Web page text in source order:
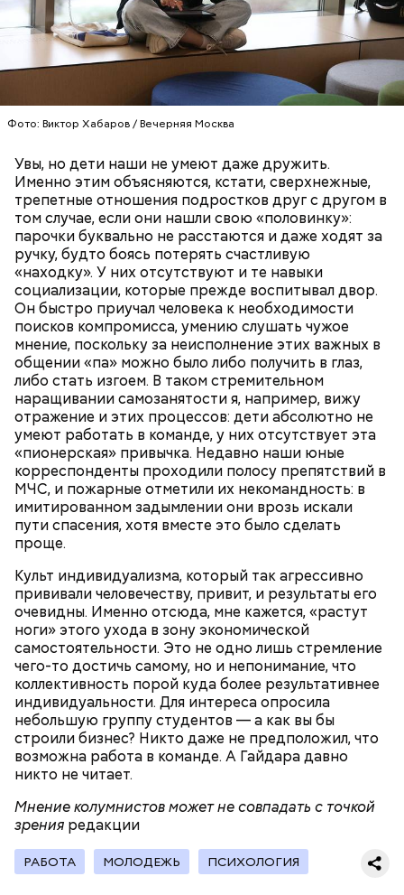
Фото: Виктор Хабаров / Вечерняя Москва
Увы, но дети наши не умеют даже дружить.
Именно этим объясняются, кстати, сверхнежные,
трепетные отношения подростков друг с другом в
том случае, если они нашли свою «половинку»:
парочки буквально не расстаются и даже ходят за
ручку, будто боясь потерять счастливую
«находку». У них отсутствуют и те навыки
социализации, которые прежде воспитывал двор.
Он быстро приучал человека к необходимости
поисков компромисса, умению слушать чужое
мнение, поскольку за неисполнение этих важных в
общении «па» можно было либо получить в глаз,
либо стать изгоем. В таком стремительном
наращивании самозанятости я, например, вижу
отражение и этих процессов: дети абсолютно не
умеют работать в команде, у них отсутствует эта
«пионерская» привычка. Недавно наши юные
корреспонденты проходили полосу препятствий в
МЧС, и пожарные отметили их некомандность: в
имитированном задымлении они врозь искали
пути спасения, хотя вместе это было сделать
проще.
Культ индивидуализма, который так агрессивно
прививали человечеству, привит, и результаты его
очевидны. Именно отсюда, мне кажется, «растут
ноги» этого ухода в зону экономической
самостоятельности. Это не одно лишь стремление
чего-то достичь самому, но и непонимание, что
коллективность порой куда более результативнее
индивидуальности. Для интереса опросила
небольшую группу студентов — а как вы бы
строили бизнес? Никто даже не предположил, что
возможна работа в команде. А Гайдара давно
никто не читает.
Мнение колумнистов может не совпадать с точкой
зрения редакции
РАБОТА МОЛОДЕЖЬ ПСИХОЛОГИЯ
В Международный день холостяка все мужчины
без пары видятся со своими друзьями, устраивают
наслаждаясь свободой и независимостью, пока
это возможно, ведь может быть и так, что через год
они уже не будут холостяками.
День малины со сливками
День малины со сливками отмечается в США в
честь вкусового сочетания этой ягоды со сливками.
сливками, но и другие десерты на основе этих
двух ингредиентов. Их можно купить в магазине
или сделать самостоятельно вместе со своими
родными и близкими.
Ингредиенты:
кабачок;
брынза;
растительное масло;
помидоры черри либо грунтовые.
— Кабачки нужно натереть длинными слайсами
(это можно сделать на специальной терке),
похожими на спагетти, и уложить в противень.
Дальше нужно добавить немного растительного
порезанную брынзу. Затем добавляются помидоры
черри или грунтовые, — рассказал шеф-повар.
людям с ослабленной иммунной системой;
пожилым;
детям.
— Там может содержаться огромное количество
нитратов, которое вызовет головокружение,
гипоксию и ухудшение физического состояния, —
предостерегла Соломатина.